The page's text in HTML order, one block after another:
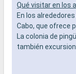
Qué visitar en los
En los
Cabo, que ofrece
La colonia de
también